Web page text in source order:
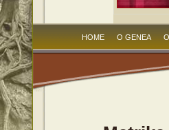
HOME O GENEA